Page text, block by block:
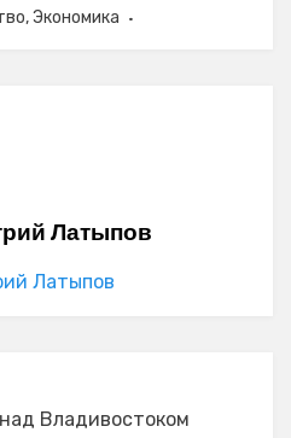
,Экономика
Латыпов
Латыпов
Владивостоком